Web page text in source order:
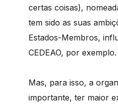
certas coisas),
tem sido as suas
Estados-Membros,
CEDEAO, por exemplo.
Mas, para isso, a
importante, ter maior